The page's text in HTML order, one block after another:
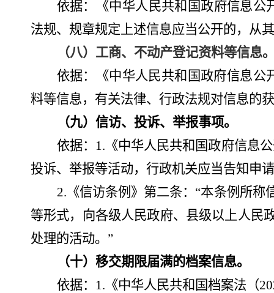
依据：《中华人民共和国政府信息公
法规、规章规定上述信息应当公开的，从
（八）工商、不动产登记资料等信息
依据：《中华人民共和国政府信息公
料等信息，有关法律、行政法规对信息的
（九）信访、投诉、举报事项。
依据： 1. 《中华人民共和国政府信息
投诉、举报等活动，行政机关应当告知申
2. 《信访条例》第二条： “本条例所称
等形式，向各级人民政府、县级以上人民
处理的活动。”
（十）移交期限届满的档案信息。
依据： 1. 《中华人民共和国档案法（